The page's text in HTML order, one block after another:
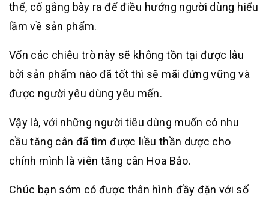
thể, cố gắng bày ra để điều hướng người dùng hiểu
lầm về sản phẩm.
Vốn các chiêu trò này sẽ không tồn tại được lâu
bởi sản phẩm nào đã tốt thì sẽ mãi đứng vững và
được người yêu dùng yêu mến.
Vậy là, với những người tiêu dùng muốn có nhu
cầu tăng cân đã tìm được liều thần dược cho
chính mình là viên tăng cân Hoa Bảo.
Chúc bạn sớm có được thân hình đầy đặn với số